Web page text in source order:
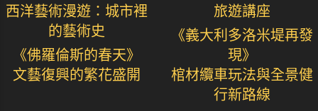
西洋藝術漫遊：城市裡
的藝術史
《佛羅倫斯的春天》
文藝復興的繁花盛開
旅遊講座
《義大利多洛米堤再發
現》
棺材纜車玩法與全景健
行新路線